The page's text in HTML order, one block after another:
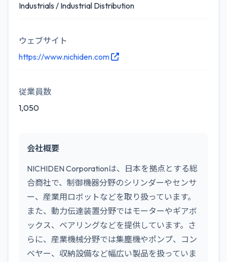
Industrials / Industrial Distribution
ウェブサイト
https://www.nichiden.com
従業員数
1,050
会社概要
NICHIDEN Corporationは、日本を拠点とする総
合商社で、制御機器分野のシリンダーやセンサ
ー、産業用ロボットなどを取り扱っています。
また、動力伝達装置分野ではモーターやギアボ
ックス、ベアリングなどを提供しています。さ
らに、産業機械分野では集塵機やポンプ、コン
ベヤー、収納設備など幅広い製品を扱っていま